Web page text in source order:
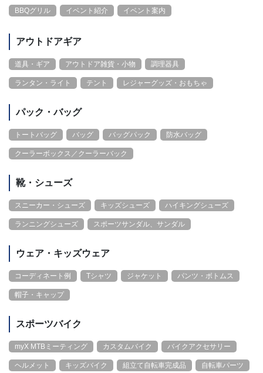
BBQグリル イベント紹介 イベント案内
アウトドアギア
道具・ギア アウトドア雑貨・小物 調理器具
ランタン・ライト テント レジャーグッズ・おもちゃ
パック・バッグ
トートバッグ バッグ バッグパック 防水バッグ
クーラーボックス／クーラーバック
靴・シューズ
スニーカー・シューズ キッズシューズ ハイキングシューズ
ランニングシューズ スポーツサンダル、サンダル
ウェア・キッズウェア
コーディネート例 Tシャツ ジャケット パンツ・ボトムス
帽子・キャップ
スポーツバイク
myX MTBミーティング カスタムバイク バイクアクセサリー
ヘルメット キッズバイク 組立て自転車完成品 自転車パーツ